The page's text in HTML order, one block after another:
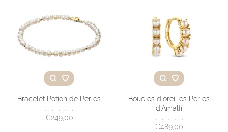
Bracelet Potion de Perles
• • • • •
€249,00
Boucles d'oreilles Perles
d'Amalfi
• • • • •
€489,00